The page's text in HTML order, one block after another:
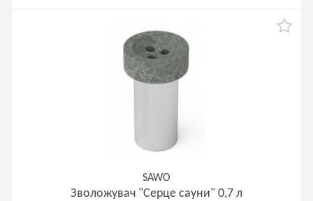
SAWO
Зволожувач "Серце сауни" 0,7 л